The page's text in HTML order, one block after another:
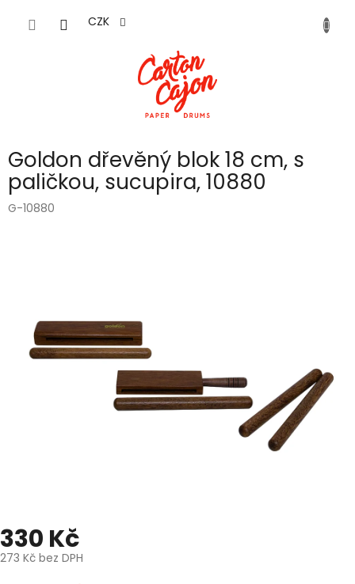
CZK
Goldon dřevěný blok 18 cm, s
paličkou, sucupira, 10880
G-10880
330 Kč
273 Kč bez DPH